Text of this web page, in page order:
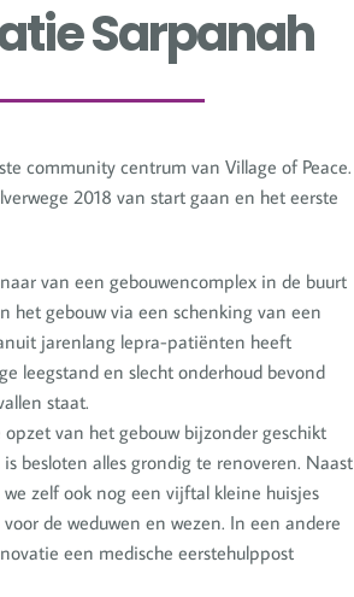
Sarpanah
community centrum van Village of Peace.
2018 van start gaan en het eerste
van een gebouwencomplex in de buurt
het gebouw via een schenking van een
jarenlang lepra-patiënten heeft
leegstand en slecht onderhoud bevond
staat.
van het gebouw bijzonder geschikt
besloten alles grondig te renoveren. Naast
zelf ook nog een vijftal kleine huisjes
de weduwen en wezen. In een andere
een medische eerstehulppost